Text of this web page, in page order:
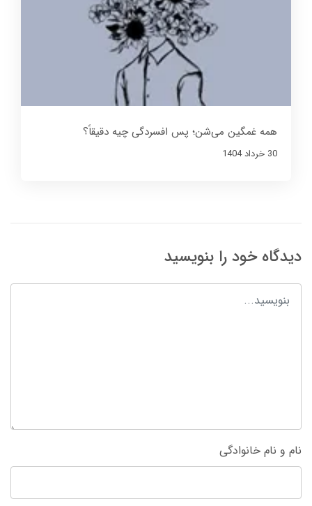
همه غمگین می‌شن؛ پس افسردگی چیه دقیقاً؟
30 خرداد 1404
دیدگاه خود را بنویسید
نام و نام خانوادگی